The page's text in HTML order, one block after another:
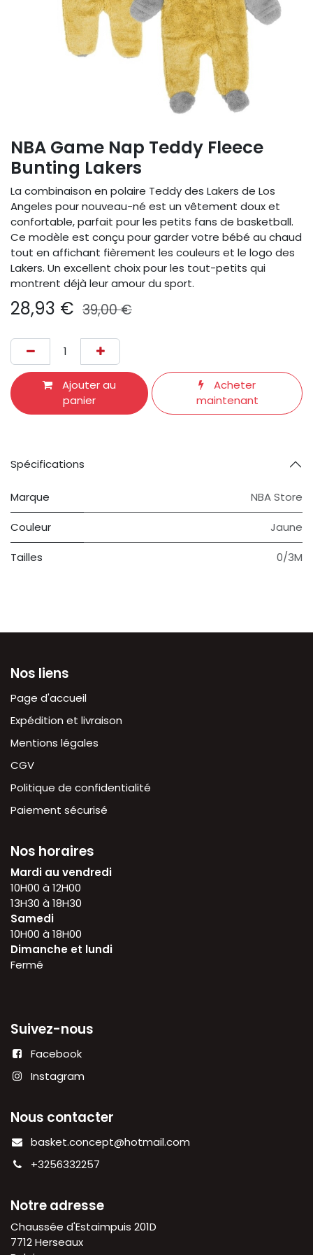
NBA Game Nap Teddy Fleece
Bunting Lakers
La combinaison en polaire Teddy des Lakers de Los
Angeles pour nouveau-né est un vêtement doux et
confortable, parfait pour les petits fans de basketball.
Ce modèle est conçu pour garder votre bébé au chaud
tout en affichant fièrement les couleurs et le logo des
Lakers. Un excellent choix pour les tout-petits qui
montrent déjà leur amour du sport.
28,93 € 39,00€
Ajouter au
panier
Acheter
maintenant
Spécifications
Marque NBA Store
Couleur Jaune
Tailles 0/3M
Nos liens
Page d'accueil
Expédition et livraison
Mentions légales
CGV
Politique de confidentialité
Paiement sécurisé
Nos horaires
Mardi au vendredi
10H00 à 12H00
13H30 à 18H30
Samedi
10H00 à 18H00
Dimanche et lundi
Fermé
Suivez-nous
Facebook
Instagram
Nous contacter
basket.concept@hotmail.com
+3256332257
Notre adresse
Chaussée d'Estaimpuis 201D
7712 Herseaux